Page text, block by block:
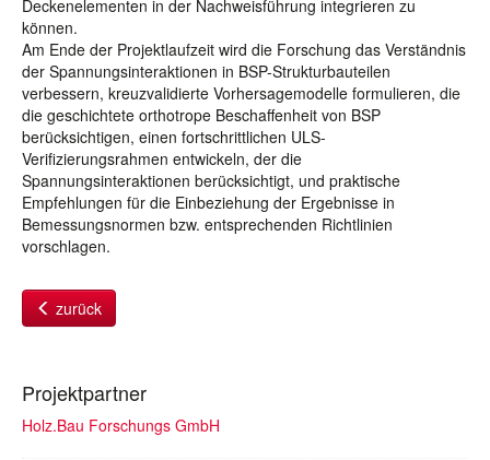
Deckenelementen in der Nachweisführung integrieren zu
können.
Am Ende der Projektlaufzeit wird die Forschung das Verständnis
der Spannungsinteraktionen in BSP-Strukturbauteilen
verbessern, kreuzvalidierte Vorhersagemodelle formulieren, die
die geschichtete orthotrope Beschaffenheit von BSP
berücksichtigen, einen fortschrittlichen ULS-
Verifizierungsrahmen entwickeln, der die
Spannungsinteraktionen berücksichtigt, und praktische
Empfehlungen für die Einbeziehung der Ergebnisse in
Bemessungsnormen bzw. entsprechenden Richtlinien
vorschlagen.
zurück
Projektpartner
Holz.Bau Forschungs GmbH